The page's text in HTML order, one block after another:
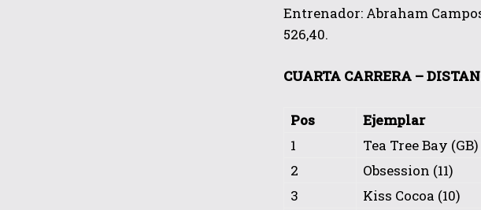
Entrenador: Abraham
526,40.
CUARTA CARRERA –
Pos Ejemplar
1
Tea Tree Bay (GB)
2
Obsession (11)
3
Kiss Cocoa (10)